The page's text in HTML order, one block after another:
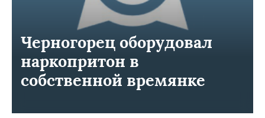
Черногорец оборудовал
наркопритон в
собственной времянке